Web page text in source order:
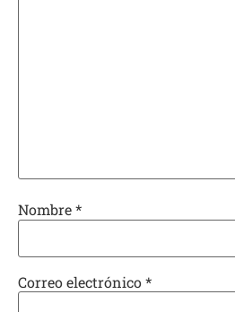
Nombre*
Correo electrónico*